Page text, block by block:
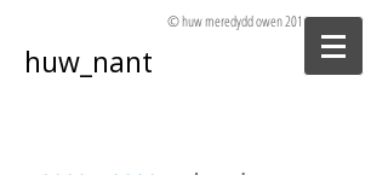
huw_nant
© huw meredydd owen2014 - 2025